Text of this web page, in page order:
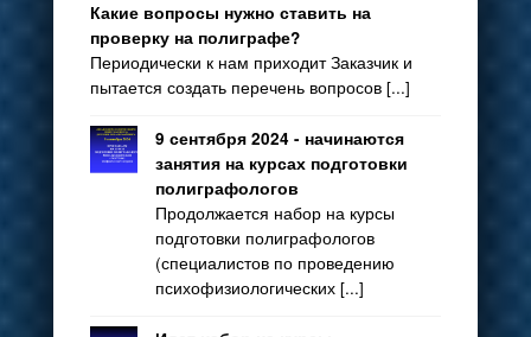
Какие вопросы нужно ставить на
проверку на полиграфе?
Периодически к нам приходит Заказчик и
пытается создать перечень вопросов [...]
9 сентября 2024 - начинаются
занятия на курсах подготовки
полиграфологов
Продолжается набор на курсы
подготовки полиграфологов
(специалистов по проведению
психофизиологических [...]